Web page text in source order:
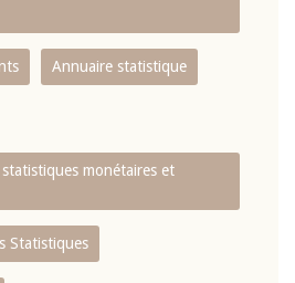
Annuaire statistique
monétaires et
Statistiques